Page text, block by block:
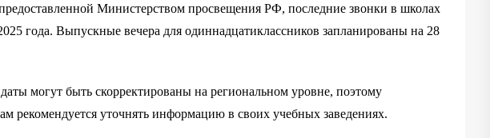
Министерством просвещения РФ, последние звонки в школах
года. Выпускные вечера для одиннадцатиклассников запланированы на 28
могут быть скорректированы на региональном уровне, поэтому
рекомендуется уточнять информацию в своих учебных заведениях.